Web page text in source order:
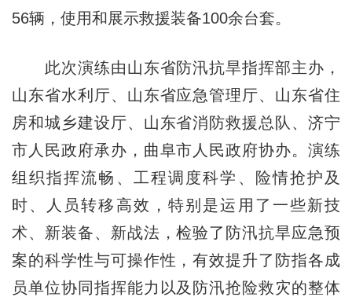
56辆，使用和展示救援装备100余台套。
此次演练由山东省防汛抗旱指挥部主办，
山东省水利厅、山东省应急管理厅、山东省住
房和城乡建设厅、山东省消防救援总队、济宁
市人民政府承办，曲阜市人民政府协办。演练
组织指挥流畅、工程调度科学、险情抢护及
时、人员转移高效，特别是运用了一些新技
术、新装备、新战法，检验了防汛抗旱应急预
案的科学性与可操作性，有效提升了防指各成
员单位协同指挥能力以及防汛抢险救灾的整体